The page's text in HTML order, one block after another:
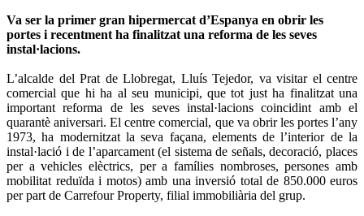
Va ser la primer gran hipermercat d’Espanya en obrir les
portes i recentment ha finalitzat una reforma de les seves
instal·lacions.
L’alcalde del Prat de Llobregat, Lluís Tejedor, va visitar el centre
comercial que hi ha al seu municipi, que tot just ha finalitzat una
important reforma de les seves instal·lacions coincidint amb el
quarantè aniversari. El centre comercial, que va obrir les portes l’any
1973, ha modernitzat la seva façana, elements de l’interior de la
instal·lació i de l’aparcament (el sistema de señals, decoració, places
per a vehicles elèctrics, per a famílies nombroses, persones amb
mobilitat reduïda i motos) amb una inversió total de 850.000 euros
per part de Carrefour Property, filial immobiliària del grup.